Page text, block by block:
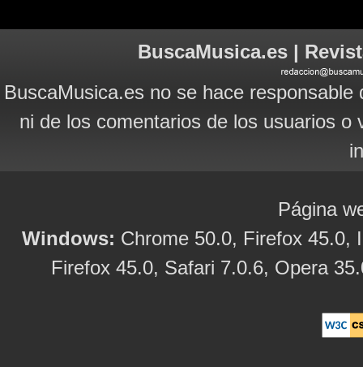
BuscaMusica.es |
BuscaMusica.es no se hace
ni de los comentarios de los usuarios
Página
Windows: Chrome 50.0, Firefox 45.0,
Firefox 45.0, Safari 7.0.6, Opera